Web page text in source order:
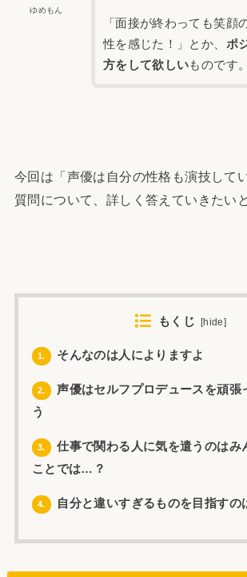
ゆめもん
「面接が終わっても笑顔
性を感じた！」とか、 ポ
方をして欲しいものです
今回は「声優は自分の性格も演技して
質問について、詳しく答えていきたい
もくじ [hide]
1. そんなのは人によりますよ
2.
声優はセルフプロデュースを頑張
う
3.
仕事で関わる人に気を遣うのはみ
ことでは…？
4. 自分と違いすぎるものを目指すの